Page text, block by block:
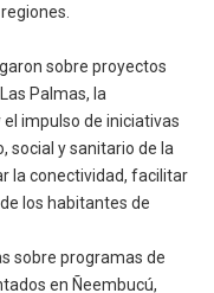
sobre proyectos
Palmas, la
impulso de iniciativas
social y sanitario de la
la conectividad, facilitar
los habitantes de
sobre programas de
en Ñeembucú,